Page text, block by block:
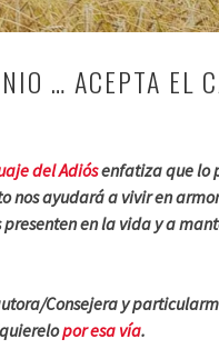
… ACEPTA EL
del Adiósenfatiza que lo
nos ayudará a vivir en
en la vida y a
Consejera y
por esa vía.